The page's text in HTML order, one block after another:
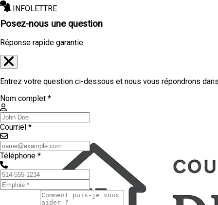
INFOLETTRE
Posez-nous une question
Réponse rapide garantie
Entrez votre question ci-dessous et nous vous répondrons
Nom complet *
Courriel *
Téléphone *